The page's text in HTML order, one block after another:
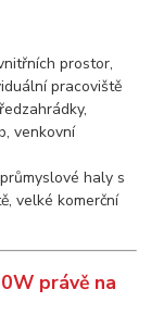
prostor,
pracoviště
venkovní
haly s
velké komerční
právě na